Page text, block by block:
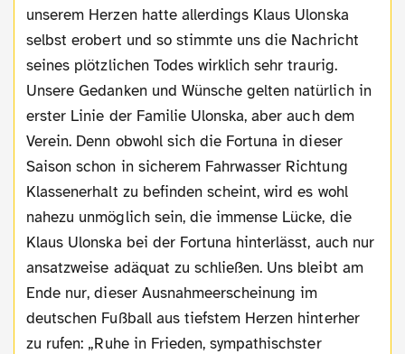
unserem Herzen hatte allerdings Klaus Ulonska
selbst erobert und so stimmte uns die Nachricht
seines plötzlichen Todes wirklich sehr traurig.
Unsere Gedanken und Wünsche gelten natürlich in
erster Linie der Familie Ulonska, aber auch dem
Verein. Denn obwohl sich die Fortuna in dieser
Saison schon in sicherem Fahrwasser Richtung
Klassenerhalt zu befinden scheint, wird es wohl
nahezu unmöglich sein, die immense Lücke, die
Klaus Ulonska bei der Fortuna hinterlässt, auch nur
ansatzweise adäquat zu schließen. Uns bleibt am
Ende nur, dieser Ausnahmeerscheinung im
deutschen Fußball aus tiefstem Herzen hinterher
zu rufen: „Ruhe in Frieden, sympathischster